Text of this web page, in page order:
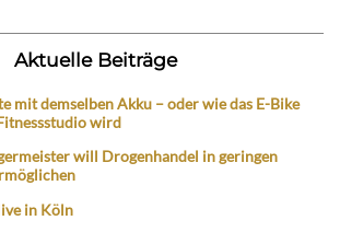
Aktuelle Beiträge
mit demselben Akku – oder wie das E-Bike
wird
will Drogenhandel in geringen
in Köln